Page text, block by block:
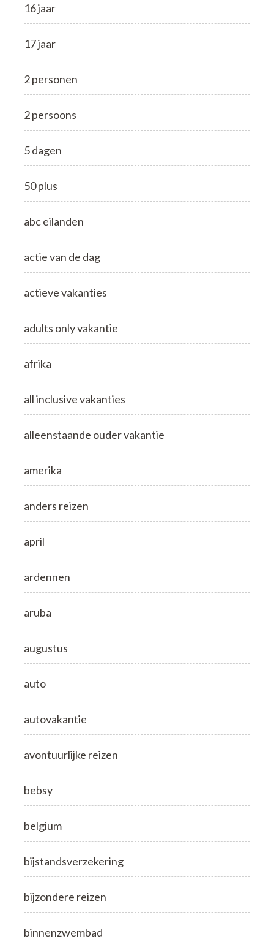
16 jaar
17 jaar
2 personen
2 persoons
5 dagen
50 plus
abc eilanden
actie van de dag
actieve vakanties
adults only vakantie
afrika
all inclusive vakanties
alleenstaande ouder vakantie
amerika
anders reizen
april
ardennen
aruba
augustus
auto
autovakantie
avontuurlijke reizen
bebsy
belgium
bijstandsverzekering
bijzondere reizen
binnenzwembad